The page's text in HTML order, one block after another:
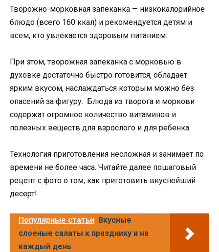
Творожно-морковная запеканка — низкокалорийное
блюдо (всего 160 ккал) и рекомендуется детям и
всем, кто увлекается здоровым питанием.
При этом, творожная запеканка с морковью в
духовке достаточно быстро готовится, обладает
ярким вкусом, наслаждаться которым можно без
опасений за фигуру. Блюда из творога и моркови
содержат огромное количество витаминов и
полезных веществ для взрослого и для ребенка.
Технология приготовления несложная и занимает по
времени не более часа. Читайте далее пошаговый
рецепт с фото о том, как приготовить вкуснейший
десерт!
Популярные статьи Вкусные
слоеные салаты к празднику и на
каждый день